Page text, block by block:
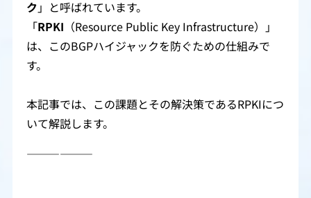
ク」と呼ばれています。
「RPKI （Resource Public Key Infrastructure）」
は、このBGPハイジャックを防ぐための仕組みで
す。
本記事では、この課題とその解決策であるRPKIにつ
いて解説します。
――――――